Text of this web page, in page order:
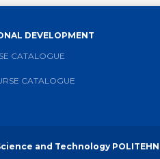
DEVELOPMENT
CATALOGUE
CATALOGUE
and Technology